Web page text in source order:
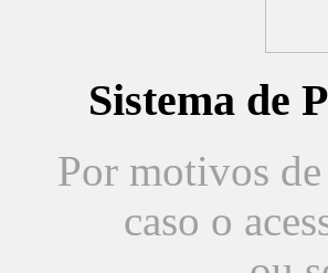
Sistema de
Por motivos
caso o